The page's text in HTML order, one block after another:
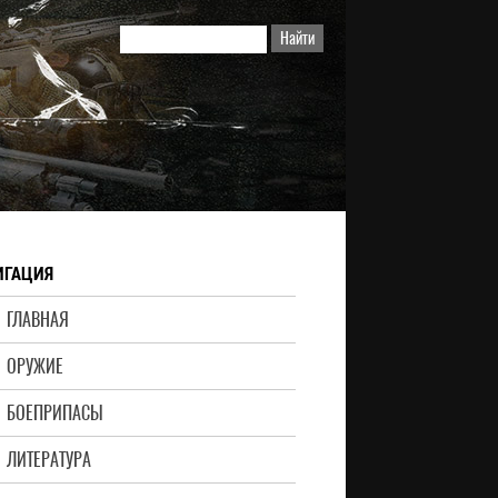
ГЛАВНАЯ
ОРУЖИЕ
БОЕПРИПАСЫ
ЛИТЕРАТУРА